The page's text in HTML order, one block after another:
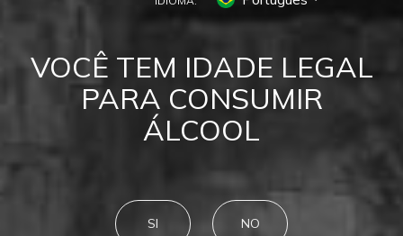
VOCÊ TEM IDADE LEGAL
PARA CONSUMIR
ÁLCOOL
SI NO
MONTES
Previous